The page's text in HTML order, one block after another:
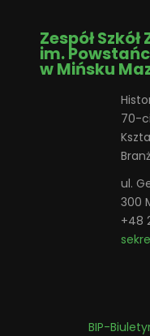
Zespół
im.
w Mińsku
70-
ul.
300
+48
BIP-